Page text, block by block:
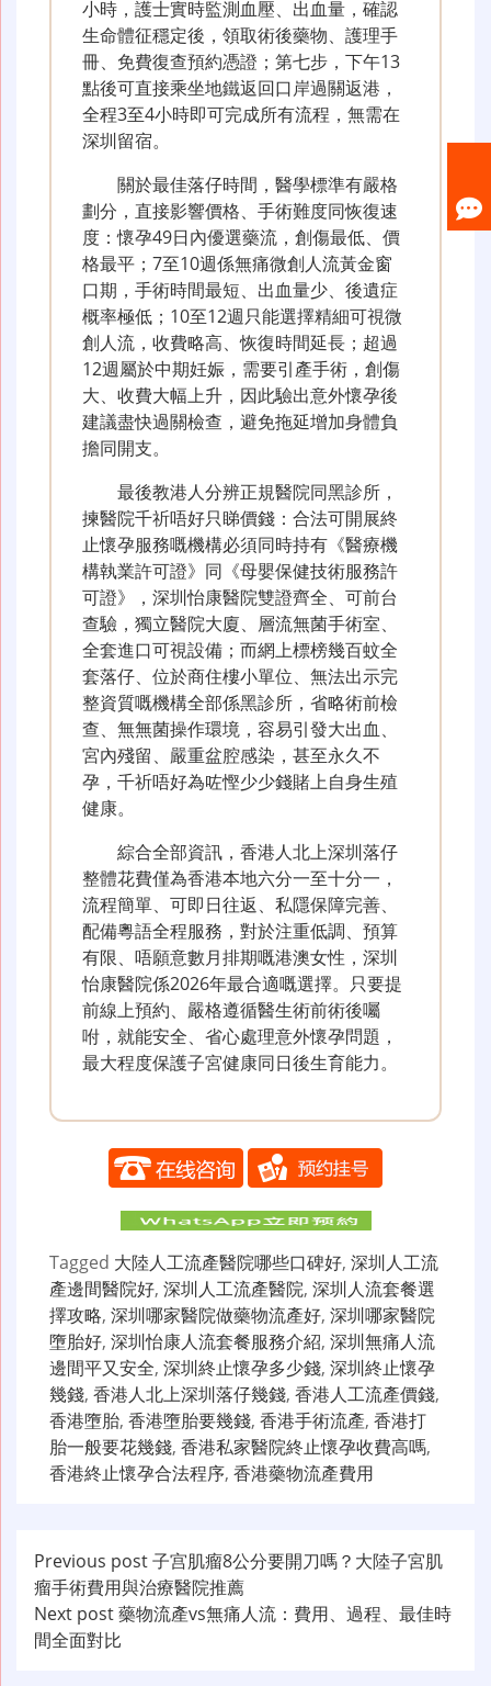
小時，護士實時監測血壓、出血量，確認
生命體征穩定後，領取術後藥物、護理手
冊、免費復查預約憑證；第七步，下午13
點後可直接乘坐地鐵返回口岸過關返港，
全程3至4小時即可完成所有流程，無需在
深圳留宿。
關於最佳落仔時間，醫學標準有嚴格
劃分，直接影響價格、手術難度同恢復速
度：懷孕49日內優選藥流，創傷最低、價
格最平；7至10週係無痛微創人流黃金窗
口期，手術時間最短、出血量少、後遺症
概率極低；10至12週只能選擇精細可視微
創人流，收費略高、恢復時間延長；超過
12週屬於中期妊娠，需要引產手術，創傷
大、收費大幅上升，因此驗出意外懷孕後
建議盡快過關檢查，避免拖延增加身體負
擔同開支。
最後教港人分辨正規醫院同黑診所，
揀醫院千祈唔好只睇價錢：合法可開展終
止懷孕服務嘅機構必須同時持有《醫療機
構執業許可證》同《母嬰保健技術服務許
可證》，深圳怡康醫院雙證齊全、可前台
查驗，獨立醫院大廈、層流無菌手術室、
全套進口可視設備；而網上標榜幾百蚊全
套落仔、位於商住樓小單位、無法出示完
整資質嘅機構全部係黑診所，省略術前檢
查、無無菌操作環境，容易引發大出血、
宮內殘留、嚴重盆腔感染，甚至永久不
孕，千祈唔好為咗慳少少錢賭上自身生殖
健康。
綜合全部資訊，香港人北上深圳落仔
整體花費僅為香港本地六分一至十分一，
流程簡單、可即日往返、私隱保障完善、
配備粵語全程服務，對於注重低調、預算
有限、唔願意數月排期嘅港澳女性，深圳
怡康醫院係2026年最合適嘅選擇。只要提
前線上預約、嚴格遵循醫生術前術後囑
咐，就能安全、省心處理意外懷孕問題，
最大程度保護子宮健康同日後生育能力。
Tagged 大陸人工流產醫院哪些口碑好, 深圳人工流
產邊間醫院好, 深圳人工流產醫院, 深圳人流套餐選
擇攻略, 深圳哪家醫院做藥物流產好, 深圳哪家醫院
墮胎好, 深圳怡康人流套餐服務介紹, 深圳無痛人流
邊間平又安全, 深圳終止懷孕多少錢, 深圳終止懷孕
幾錢, 香港人北上深圳落仔幾錢, 香港人工流產價錢,
香港墮胎, 香港墮胎要幾錢, 香港手術流產, 香港打
胎一般要花幾錢, 香港私家醫院終止懷孕收費高嗎,
香港終止懷孕合法程序, 香港藥物流產費用
文
章
导
Previous post子宫肌瘤8公分要開刀嗎？大陸子宮肌
瘤手術費用與治療醫院推薦
Next post藥物流產vs無痛人流：費用、過程、最佳時
間全面對比